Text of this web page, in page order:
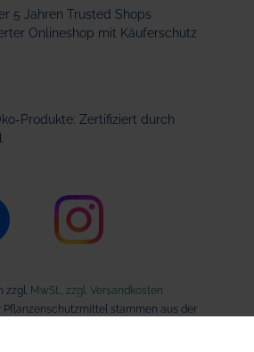
5 Jahren Trusted Shops
Onlineshop mit Käuferschutz
Produkte: Zertifiziert durch
zzgl. MwSt., zzgl. Versandkosten
Pflanzenschutzmittel stammen aus der